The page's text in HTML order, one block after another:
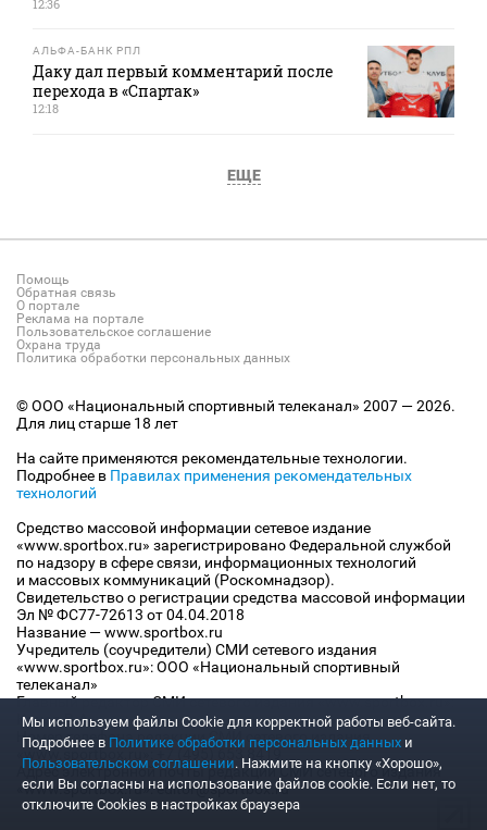
12:36
АЛЬФА-БАНК РПЛ
Даку дал первый комментарий после
перехода в «Спартак»
12:18
ЕЩЕ
Помощь
Обратная связь
О портале
Реклама на портале
Пользовательское соглашение
Охрана труда
Политика обработки персональных данных
© ООО «Национальный спортивный телеканал» 2007 — 2026.
Для лиц старше 18 лет
На сайте применяются рекомендательные технологии.
Подробнее в Правилах применения рекомендательных
технологий
Средство массовой информации сетевое издание
«www.sportbox.ru» зарегистрировано Федеральной службой
по надзору в сфере связи, информационных технологий
и массовых коммуникаций (Роскомнадзор).
Свидетельство о регистрации средства массовой информации
Эл № ФС77-72613 от 04.04.2018
Название — www.sportbox.ru
Учредитель (соучредители) СМИ сетевого издания
«www.sportbox.ru»: ООО «Национальный спортивный
телеканал»
Главный редактор СМИ сетевого издания «www.sportbox.ru»:
Конов В.А.
Номер телефона редакции СМИ сетевого издания
«www.sportbox.ru»: +7 (495) 653 8419
Адрес электронной почты редакции СМИ сетевого издания
«www.sportbox.ru»: editor@sportbox.ru
Мы используем файлы Сookie для корректной работы веб-сайта.
Подробнее в Политике обработки персональных данных и
Пользовательском соглашении. Нажмите на кнопку «Хорошо»,
если Вы согласны на использование файлов cookie. Если нет, то
отключите Cookies в настройках браузера